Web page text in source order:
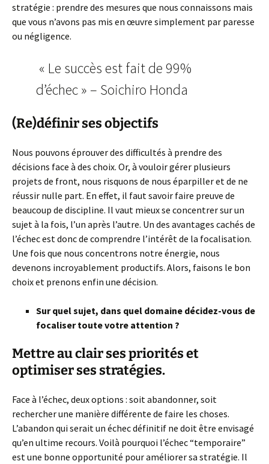
stratégie : prendre des mesures que nous connaissons mais
que vous n’avons pas mis en œuvre simplement par paresse
ou négligence.
« Le succès est fait de 99%
d’échec » – Soichiro Honda
(Re)définir ses objectifs
Nous pouvons éprouver des difficultés à prendre des
décisions face à des choix. Or, à vouloir gérer plusieurs
projets de front, nous risquons de nous éparpiller et de ne
réussir nulle part. En effet, il faut savoir faire preuve de
beaucoup de discipline. Il vaut mieux se concentrer sur un
sujet à la fois, l’un après l’autre. Un des avantages cachés de
l’échec est donc de comprendre l’intérêt de la focalisation.
Une fois que nous concentrons notre énergie, nous
devenons incroyablement productifs. Alors, faisons le bon
choix et prenons enfin une décision.
Sur quel sujet, dans quel domaine décidez-vous de
focaliser toute votre attention ?
Mettre au clair ses priorités et
optimiser ses stratégies.
Face à l’échec, deux options : soit abandonner, soit
rechercher une manière différente de faire les choses.
L’abandon qui serait un échec définitif ne doit être envisagé
qu’en ultime recours. Voilà pourquoi l’échec “temporaire”
est une bonne opportunité pour améliorer sa stratégie. Il